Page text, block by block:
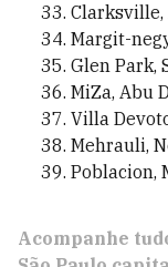
Clarksville,
Margit-
Glen Park,
MiZa, Abu
Villa
Mehrauli,
Poblacion,
Acompanhe